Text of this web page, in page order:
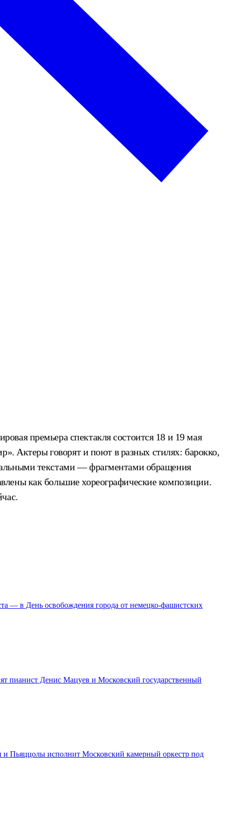
премьера спектакля состоится 18 и 19 мая
Актеры говорят и поют в разных стилях: барокко,
текстами — фрагментами обращения
как большие хореографические композиции.
— в День освобождения города от немецко-фашистских
пианист Денис Мацуев и Московский государственный
и Пьяццолы исполнит Московский камерный оркестр под